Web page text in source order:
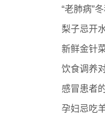
“老肺病”
梨子忌开
新鲜金针
饮食调养
感冒患者
孕妇忌吃